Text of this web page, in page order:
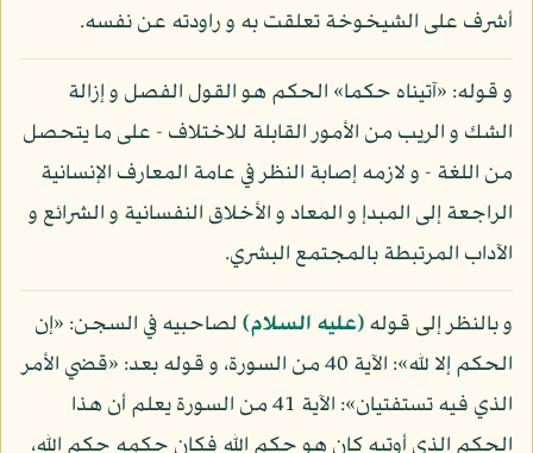
أشرف على الشيخوخة تعلقت به و راودته عن نفسه.
و قوله: «آتيناه حكما» الحكم هو القول الفصل و إزالة
الشك و الريب من الأمور القابلة للاختلاف - على ما يتحصل
من اللغة - و لازمه إصابة النظر في عامة المعارف الإنسانية
الراجعة إلى المبدإ و المعاد و الأخلاق النفسانية و الشرائع و
الآداب المرتبطة بالمجتمع البشري.
و بالنظر إلى قوله(عليه السلام)لصاحبيه في السجن: «إن
الحكم إلا لله»: الآية 40 من السورة، و قوله بعد: «قضي الأمر
الذي فيه تستفتيان»: الآية 41 من السورة يعلم أن هذا
الحكم الذي أوتيه كان هو حكم الله فكان حكمه حكم الله،